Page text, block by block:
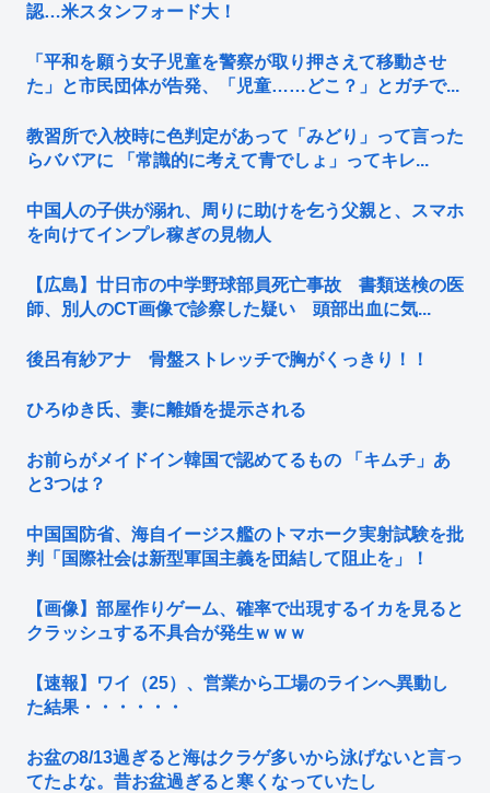
認…米スタンフォード大！
「平和を願う女子児童を警察が取り押さえて移動させ
た」と市民団体が告発、「児童……どこ？」とガチで...
教習所で入校時に色判定があって「みどり」って言った
らババアに 「常識的に考えて青でしょ」ってキレ...
中国人の子供が溺れ、周りに助けを乞う父親と、スマホ
を向けてインプレ稼ぎの見物人
【広島】廿日市の中学野球部員死亡事故 書類送検の医
師、別人のCT画像で診察した疑い 頭部出血に気...
後呂有紗アナ 骨盤ストレッチで胸がくっきり！！
ひろゆき氏、妻に離婚を提示される
お前らがメイドイン韓国で認めてるもの 「キムチ」あ
と3つは？
中国国防省、海自イージス艦のトマホーク実射試験を批
判「国際社会は新型軍国主義を団結して阻止を」！
【画像】部屋作りゲーム、確率で出現するイカを見ると
クラッシュする不具合が発生ｗｗｗ
【速報】ワイ（25）、営業から工場のラインへ異動し
た結果・・・・・・
お盆の8/13過ぎると海はクラゲ多いから泳げないと言っ
てたよな。昔お盆過ぎると寒くなっていたし